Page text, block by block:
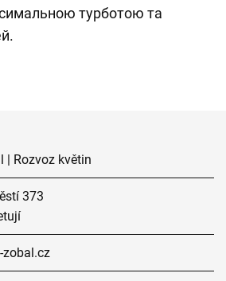
турботою та
| Rozvoz květin
373
zobal.cz